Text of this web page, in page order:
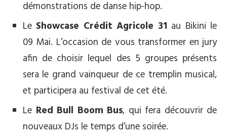
démonstrations de danse hip-hop.
Le Showcase Crédit Agricole 31 au Bikini le
09 Mai. L’occasion de vous transformer en jury
afin de choisir lequel des 5 groupes présents
sera le grand vainqueur de ce tremplin musical,
et participera au festival de cet été.
Le Red Bull Boom Bus, qui fera découvrir de
nouveaux DJs le temps d’une soirée.